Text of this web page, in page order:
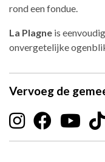
rond een fondue.
La Plagne is
onvergetelijke
Vervoeg de